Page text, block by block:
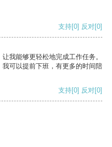
支持[0] 反对[0]
我能够更轻松地完成工作任务。
可以提前下班，有更多的时间陪
支持[0] 反对[0]